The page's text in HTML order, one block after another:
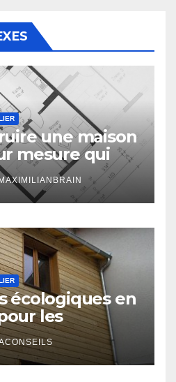
une maison
mesure qui
!
MAXIMILIANBRAIN
écologiques en
les
du bâtiment